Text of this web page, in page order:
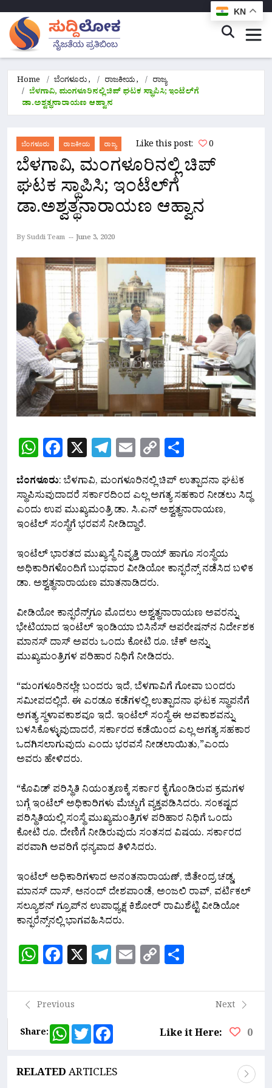
Home ಬೆಂಗಳೂರು, ರಾಜಕೀಯ,
ರಾಜ್ಯ
ಬೆಳಗಾವಿ, ಮಂಗಳೂರಿನಲ್ಲಿ ಚಿಪ್‌ ಘಟಕ ಸ್ಥಾಪಿಸಿ; ಇಂಟೆಲ್‌ಗೆ
ಡಾ.ಅಶ್ವತ್ಥನಾರಾಯಣ ಆಹ್ವಾನ
ಬೆಂಗಳೂರು ರಾಜಕೀಯ ರಾಜ್ಯ Like this post: 0
ಬೆಳಗಾವಿ, ಮಂಗಳೂರಿನಲ್ಲಿ ಚಿಪ್‌
ಘಟಕ ಸ್ಥಾಪಿಸಿ; ಇಂಟೆಲ್‌ಗೆ
ಡಾ.ಅಶ್ವತ್ಥನಾರಾಯಣ ಆಹ್ವಾನ
By Suddi Team June 3, 2020
WhatsApp
Facebook
X Telegram
Email
Copy
Link
ಬೆಂಗಳೂರು: ಬೆಳಗಾವಿ, ಮಂಗಳೂರಿನಲ್ಲಿ ಚಿಪ್ ಉತ್ಪಾದನಾ ಘಟಕ
ಸ್ಥಾಪಿಸುವುದಾದರೆ ಸರ್ಕಾರದಿಂದ ಎಲ್ಲ ಅಗತ್ಯ ಸಹಕಾರ ನೀಡಲು ಸಿದ್ಧ
ಎಂದು ಉಪ ಮುಖ್ಯಮಂತ್ರಿ ಡಾ. ಸಿ.ಎನ್ ಅಶ್ವತ್ಥನಾರಾಯಣ,
ಇಂಟೆಲ್‌ ಸಂಸ್ಥೆಗೆ ಭರವಸೆ ನೀಡಿದ್ದಾರೆ.
ಇಂಟೆಲ್‌ ಭಾರತದ ಮುಖ್ಯಸ್ಥೆ ನಿವೃತ್ತಿ ರಾಯ್‌ ಹಾಗೂ ಸಂಸ್ಥೆಯ
ಅಧಿಕಾರಿಗಳೊಂದಿಗೆ ಬುಧವಾರ ವೀಡಿಯೋ ಕಾನ್ಫರೆನ್ಸ್‌ ನಡೆಸಿದ ಬಳಿಕ
ಡಾ. ಅಶ್ವತ್ಥನಾರಾಯಣ ಮಾತನಾಡಿದರು.
ವೀಡಿಯೋ ಕಾನ್ಫರೆನ್ಸ್‌ಗೂ ಮೊದಲು ಅಶ್ವತ್ಥನಾರಾಯಣ ಅವರನ್ನು
ಭೇಟಿಯಾದ ಇಂಟೆಲ್‌ ಇಂಡಿಯಾ ಬಿಸಿನೆಸ್‌ ಆಪರೇಷನ್‌ನ ನಿರ್ದೇಶಕ
ಮಾನಸ್‌‌ ದಾಸ್‌ ಅವರು ಒಂದು ಕೋಟಿ ರೂ. ಚೆಕ್ ಅನ್ನು
ಮುಖ್ಯಮಂತ್ರಿಗಳ ಪರಿಹಾರ ನಿಧಿಗೆ ನೀಡಿದರು.
“ಮಂಗಳೂರಿನಲ್ಲೇ ಬಂದರು ಇದೆ, ಬೆಳಗಾವಿಗೆ ಗೋವಾ ಬಂದರು
ಸಮೀಪದಲ್ಲಿದೆ. ಈ ಎರಡೂ ಕಡೆಗಳಲ್ಲಿ ಉತ್ಪಾದನಾ ಘಟಕ ಸ್ಥಾಪನೆಗೆ
ಅಗತ್ಯ ಸ್ಥಳಾವಕಾಶವೂ ಇದೆ. ಇಂಟೆಲ್‌ ಸಂಸ್ಥೆ ಈ ಅವಕಾಶವನ್ನು
ಬಳಸಿಕೊಳ್ಳುವುದಾದರೆ, ಸರ್ಕಾರದ ಕಡೆಯಿಂದ ಎಲ್ಲ ಅಗತ್ಯ ಸಹಕಾರ
ಒದಗಿಸಲಾಗುವುದು ಎಂದು ಭರವಸೆ ನೀಡಲಾಯಿತು,”ಎಂದು
ಅವರು ಹೇಳಿದರು.
“ಕೊವಿಡ್ ಪರಿಸ್ಥಿತಿ ನಿಯಂತ್ರಣಕ್ಕೆ ಸರ್ಕಾರ ಕೈಗೊಂಡಿರುವ ಕ್ರಮಗಳ
ಬಗ್ಗೆ ಇಂಟೆಲ್‌ ಅಧಿಕಾರಿಗಳು ಮೆಚ್ಚುಗೆ ವ್ಯಕ್ತಪಡಿಸಿದರು. ಸಂಕಷ್ಟದ
ಪರಿಸ್ಥಿತಿಯಲ್ಲಿ ಸಂಸ್ಥೆ ಮುಖ್ಯಮಂತ್ರಿಗಳ ಪರಿಹಾರ ನಿಧಿಗೆ ಒಂದು
ಕೋಟಿ ರೂ. ದೇಣಿಗೆ ನೀಡಿರುವುದು ಸಂತಸದ ವಿಷಯ. ಸರ್ಕಾರದ
ಪರವಾಗಿ ಅವರಿಗೆ ಧನ್ಯವಾದ ತಿಳಿಸಿದರು.
ಇಂಟೆಲ್‌ ಅಧಿಕಾರಿಗಳಾದ ಅನಂತನಾರಾಯಣ್, ಜಿತೇಂದ್ರ ಚಡ್ಡ,
ಮಾನಸ್‌ ದಾಸ್‌, ಆನಂದ್‌ ದೇಶಪಾಂಡೆ, ಅಂಜಲಿ ರಾವ್‌, ವರ್ಟಿಕಲ್‌
ಸಲ್ಯೂಶನ್‌ ಗ್ರೂಪ್‌ನ ಉಪಾಧ್ಯಕ್ಷ ಕಿಶೋರ್‌ ರಾಮಿಶೆಟ್ಟಿ ವೀಡಿಯೋ
ಕಾನ್ಫರೆನ್ಸ್‌ನಲ್ಲಿ ಭಾಗವಹಿಸಿದರು.
WhatsApp
Facebook
X Telegram
Email
Copy
Link
Previous
Next
Share:
WhatsApp
Twitter Like it Here: 0
RELATEDARTICLES
KN